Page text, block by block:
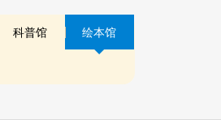
科普馆 绘本馆